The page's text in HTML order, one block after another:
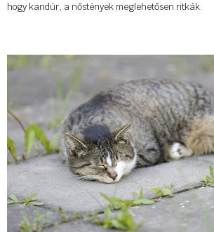
Ha az ember szereti a macskákat, én vagyok a
Mark Twain
A „miau” macskában „jajj”-t jelent.
George Carlin
...
hogy kandúr, a nőstények meglehetősen ritkák.
*************
Cat-O-Lodge
cicapanziók és -napközik négy
Szentendre, Szigetszentmiklós és Debrecen)
Létesítményeinkben kiadós mozgást, elkerített
történő játékot, szocializálást és szakszerű,
biztosítunk, teljes ellátással. Kérésre gazdi által
esetben – táplálék-kiegészítőket adunk,
igényeit, szokásait.